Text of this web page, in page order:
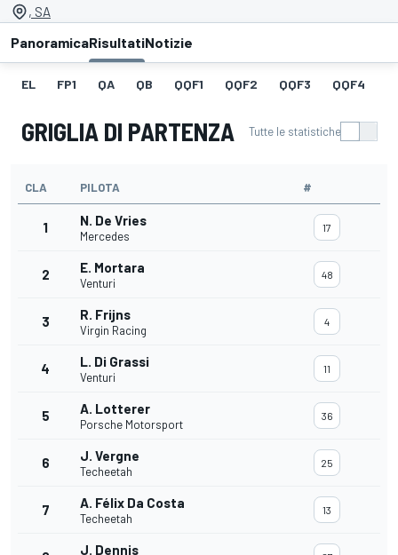
, SA
PanoramicaRisultatiNotizie
EL FP1 QA QB QQF1 QQF2 QQF3 QQF4
GRIGLIA DI PARTENZA Tutte le statistiche
CLA PILOTA #
1 N. De Vries
Mercedes
17
2 E. Mortara
Venturi
48
3 R. Frijns
Virgin Racing
4
4 L. Di Grassi
Venturi
11
5 A. Lotterer
Porsche Motorsport
36
6 J. Vergne
Techeetah
25
7 A. Félix Da Costa
Techeetah
13
J. Dennis